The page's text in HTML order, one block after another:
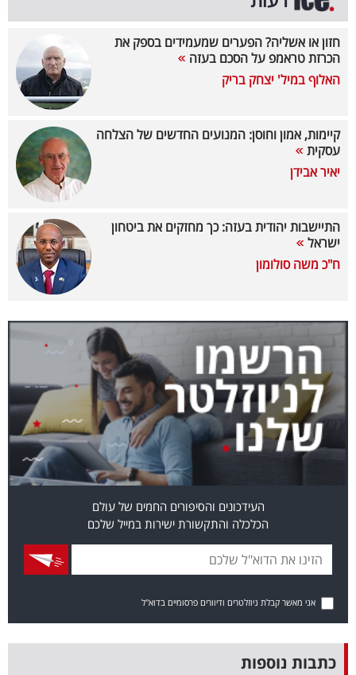
ומחקרים
דעות
רכילות
קריפטו
טלוויזיה
עסקי
קריירה
ולימודים
מינויים
רייטינג
רכב
ופנאי
תיירות
5
חזון או אשליה? הפערים שמעמידים בספק את
הכרזת טראמפ על הסכם בעזה
האלוף במיל' יצחק בריק
קיימות, אמון וחוסן: המנועים החדשים של הצלחה
עסקית
יאיר אבידן
התיישבות יהודית בעזה: כך מחזקים את ביטחון
ישראל
ח"כ משה סולומון
העידכונים והסיפורים החמים של עולם
הכלכלה והתקשורת ישירות במייל שלכם
אני מאשר קבלת ניוזלטרים ודיוורים פרסומיים בדוא"ל
כתבות נוספות